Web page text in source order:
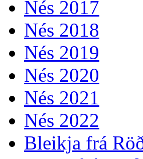
Nés 2017
Nés 2018
Nés 2019
Nés 2020
Nés 2021
Nés 2022
Bleikja frá